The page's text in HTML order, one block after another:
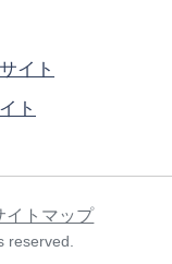
イト
ト
イトマップ
reserved.